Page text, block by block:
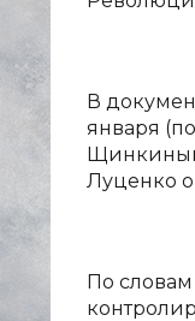
В
января
Луценко
По